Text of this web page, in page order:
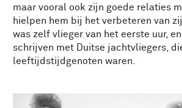
maar vooral ook zijn goede relaties
hielpen hem bij het verbeteren van
was zelf vlieger van het eerste uur,
schrijven met Duitse jachtvliegers,
leeftijdstijdgenoten waren.